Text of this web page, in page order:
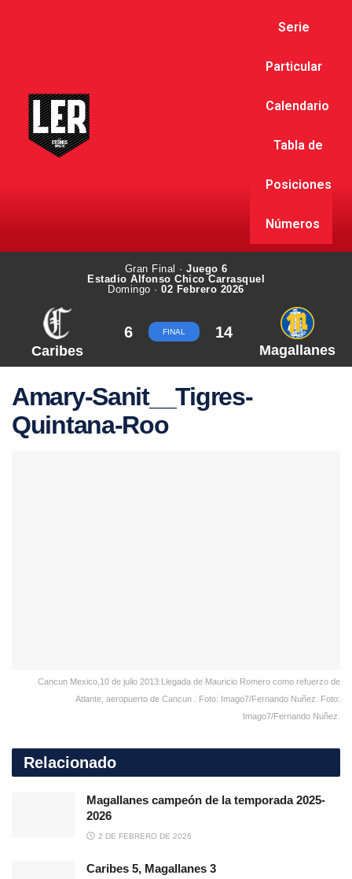
Serie
Particular
Calendario
Tabla de
Posiciones
Números
Gran Final · Juego 6
Estadio Alfonso Chico Carrasquel
Domingo ·02 Febrero 2026
Caribes
6 FINAL 14
Magallanes
Amary-Sanit__Tigres-
Quintana-Roo
Cancun Mexico,10 de julio 2013:Llegada de Mauricio Romero como refuerzo de
Atlante, aeropuerto de Cancun . Foto: Imago7/Fernando Nuñez. Foto:
Imago7/Fernando Nuñez.
Relacionado
Magallanes campeón de la temporada 2025-
2026
2 DE FEBRERO DE 2026
Caribes 5, Magallanes 3